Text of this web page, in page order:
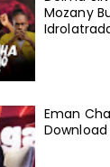
Mozany
Eman
Download